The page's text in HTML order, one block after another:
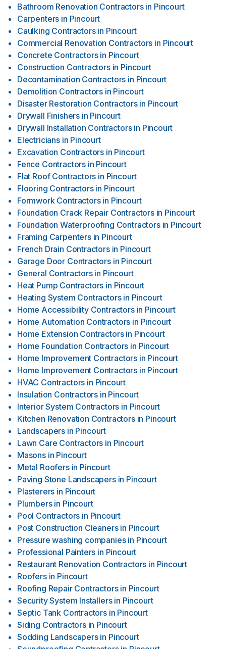
Bathroom Renovation Contractors in Pincourt
Carpenters in Pincourt
Caulking Contractors in Pincourt
Commercial Renovation Contractors in Pincourt
Concrete Contractors in Pincourt
Construction Contractors in Pincourt
Decontamination Contractors in Pincourt
Demolition Contractors in Pincourt
Disaster Restoration Contractors in Pincourt
Drywall Finishers in Pincourt
Drywall Installation Contractors in Pincourt
Electricians in Pincourt
Excavation Contractors in Pincourt
Fence Contractors in Pincourt
Flat Roof Contractors in Pincourt
Flooring Contractors in Pincourt
Formwork Contractors in Pincourt
Foundation Crack Repair Contractors in Pincourt
Foundation Waterproofing Contractors in Pincourt
Framing Carpenters in Pincourt
French Drain Contractors in Pincourt
Garage Door Contractors in Pincourt
General Contractors in Pincourt
Heat Pump Contractors in Pincourt
Heating System Contractors in Pincourt
Home Accessibility Contractors in Pincourt
Home Automation Contractors in Pincourt
Home Extension Contractors in Pincourt
Home Foundation Contractors in Pincourt
Home Improvement Contractors in Pincourt
Home Improvement Contractors in Pincourt
HVAC Contractors in Pincourt
Insulation Contractors in Pincourt
Interior System Contractors in Pincourt
Kitchen Renovation Contractors in Pincourt
Landscapers in Pincourt
Lawn Care Contractors in Pincourt
Masons in Pincourt
Metal Roofers in Pincourt
Paving Stone Landscapers in Pincourt
Plasterers in Pincourt
Plumbers in Pincourt
Pool Contractors in Pincourt
Post Construction Cleaners in Pincourt
Pressure washing companies in Pincourt
Professional Painters in Pincourt
Restaurant Renovation Contractors in Pincourt
Roofers in Pincourt
Roofing Repair Contractors in Pincourt
Security System Installers in Pincourt
Septic Tank Contractors in Pincourt
Siding Contractors in Pincourt
Sodding Landscapers in Pincourt